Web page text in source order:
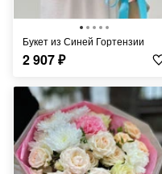
Букет из Синей Гортензии
2 907₽